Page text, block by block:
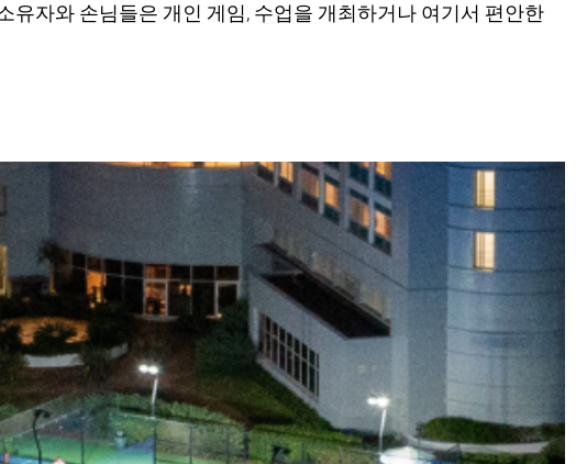
자와 손님들은 개인 게임, 수업을 개최하거나 여기서 편안한